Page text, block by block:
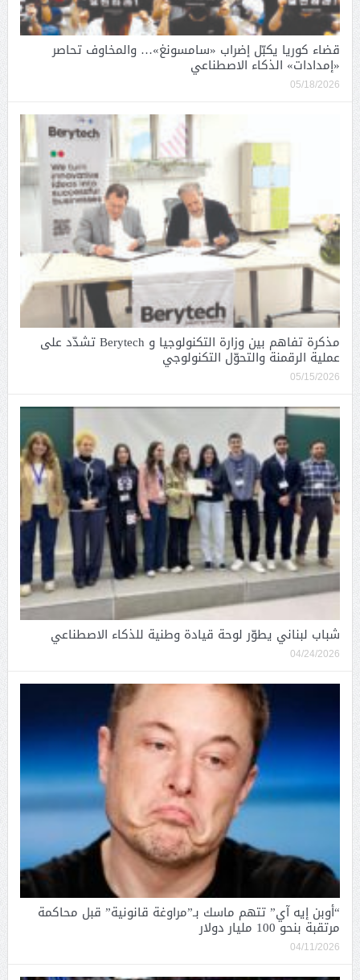
قضاء كوريا يكبّل إضراب «سامسونغ»… والمخاوف تحاصر
«إمدادات» الذكاء الاصطناعي
05/18/2026
مذكرة تفاهم بين وزارة التكنولوجيا و Berytech تشدّد على
عملية الرقمنة والتحوّل التكنولوجي
05/15/2026
شباب لبناني يطوّر لوحة قيادة وطنية للذكاء الاصطناعي
04/24/2026
“أوبن إيه آي” تتهم ماسك بـ”مراوغة قانونية” قبل محاكمة
مرتقبة بنحو 100 مليار دولار
04/11/2026